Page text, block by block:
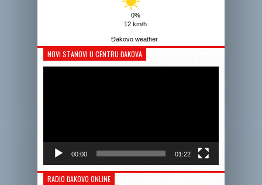
0%
12 km/h
Đakovo weather
NOVI STANOVI U CENTRU ĐAKOVA
00:00 01:22
RADIO ĐAKOVO ONLINE